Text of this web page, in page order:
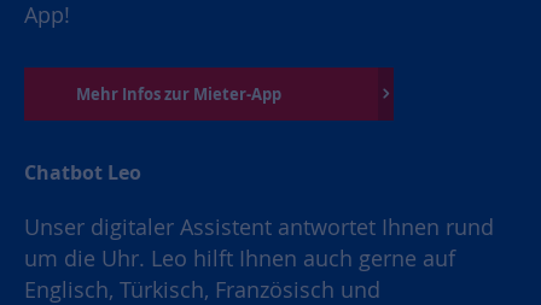
App!
Mehr Infos zur Mieter-App
Chatbot Leo
Unser digitaler Assistent antwortet Ihnen rund
um die Uhr. Leo hilft Ihnen auch gerne auf
Englisch, Türkisch, Französisch und